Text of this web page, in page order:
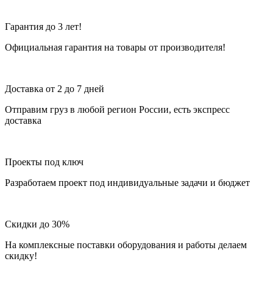
Гарантия до 3 лет!
Официальная гарантия на товары от производителя!
Доставка от 2 до 7 дней
Отправим груз в любой регион России, есть экспресс
доставка
Проекты под ключ
Разработаем проект под индивидуальные задачи и бюджет
Скидки до 30%
На комплексные поставки оборудования и работы делаем
скидку!